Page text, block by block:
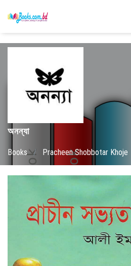
অনন্যা
Books / Pracheen Shobbotar Khoje